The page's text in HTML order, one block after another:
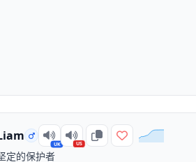
UK US
定的保护者